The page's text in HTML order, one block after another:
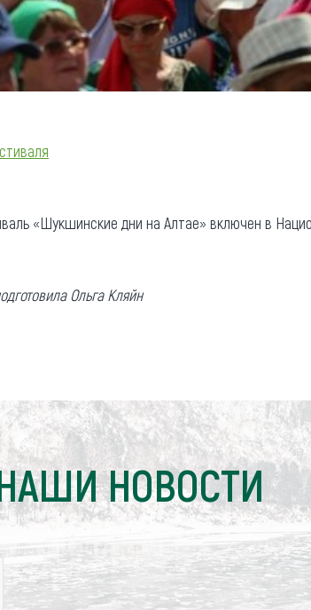
«Шукшинские дни на Алтае» включен в
Ольга Кляйн
НОВОСТИ